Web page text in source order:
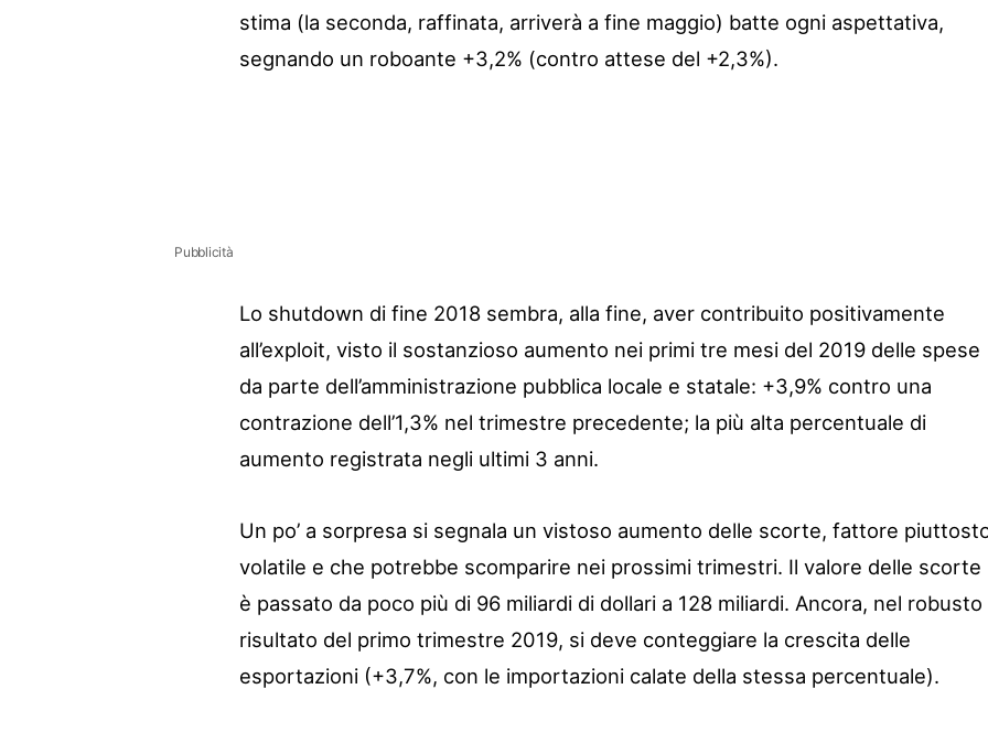
stima (la seconda, raffinata, arriverà a fine maggio) batte ogni aspettativa,
segnando un roboante +3,2% (contro attese del +2,3%).
Pubblicità
Lo shutdown di fine 2018 sembra, alla fine, aver contribuito positivamente
all’exploit, visto il sostanzioso aumento nei primi tre mesi del 2019 delle spese
da parte dell’amministrazione pubblica locale e statale: +3,9% contro una
contrazione dell’1,3% nel trimestre precedente; la più alta percentuale di
aumento registrata negli ultimi 3 anni.
Un po’ a sorpresa si segnala un vistoso aumento delle scorte, fattore
volatile e che potrebbe scomparire nei prossimi trimestri. Il valore delle scorte
è passato da poco più di 96 miliardi di dollari a 128 miliardi. Ancora, nel robusto
risultato del primo trimestre 2019, si deve conteggiare la crescita delle
esportazioni (+3,7%, con le importazioni calate della stessa percentuale).